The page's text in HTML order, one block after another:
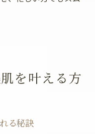
を叶える方
る秘訣